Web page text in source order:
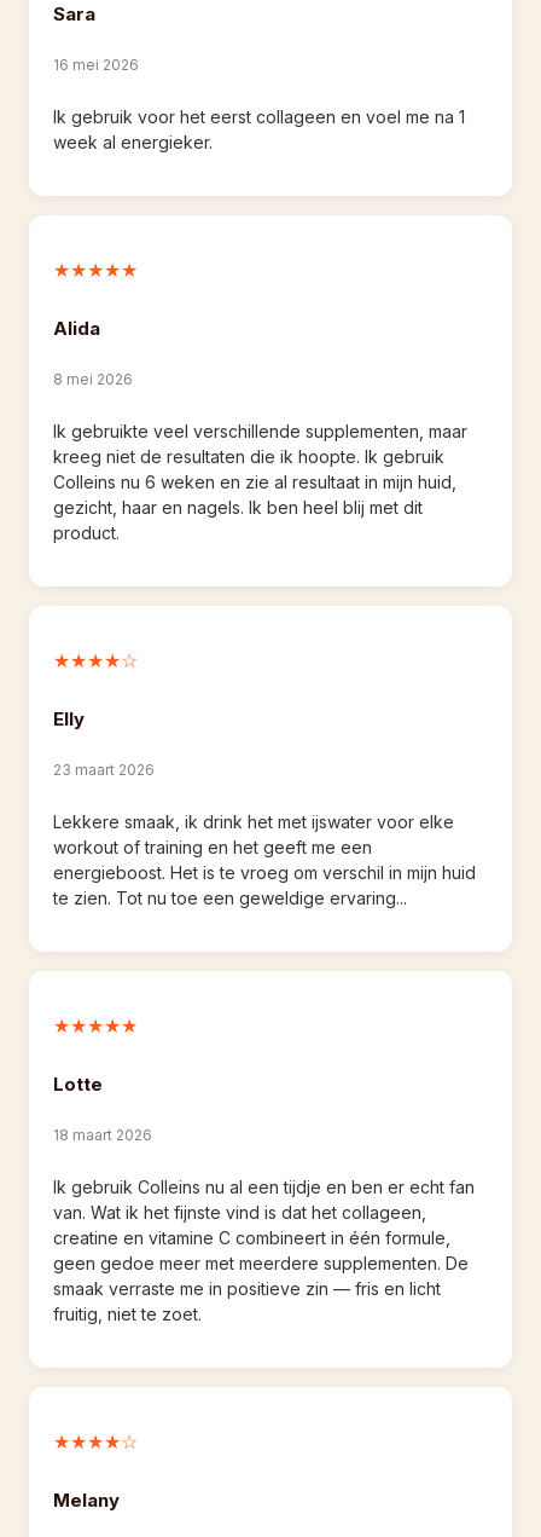
Sara
16 mei 2026
Ik gebruik voor het eerst collageen en voel me na 1
week al energieker.
★★★★★
Alida
8 mei 2026
Ik gebruikte veel verschillende supplementen, maar
kreeg niet de resultaten die ik hoopte. Ik gebruik
Colleins nu 6 weken en zie al resultaat in mijn huid,
gezicht, haar en nagels. Ik ben heel blij met dit
product.
★★★★☆
Elly
23 maart 2026
Lekkere smaak, ik drink het met ijswater voor elke
workout of training en het geeft me een
energieboost. Het is te vroeg om verschil in mijn huid
te zien. Tot nu toe een geweldige ervaring...
★★★★★
Lotte
18 maart 2026
Ik gebruik Colleins nu al een tijdje en ben er echt fan
van. Wat ik het fijnste vind is dat het collageen,
creatine en vitamine C combineert in één formule,
geen gedoe meer met meerdere supplementen. De
smaak verraste me in positieve zin — fris en licht
fruitig, niet te zoet.
★★★★☆
Melany